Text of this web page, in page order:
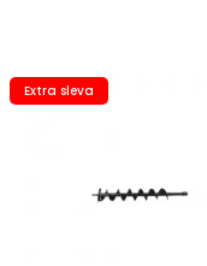
Extra sleva